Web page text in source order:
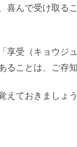
喜んで受け取る
享受（キョウジ
ることは、ご存知
えておきましょう